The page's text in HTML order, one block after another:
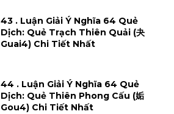
43 . Luận Giải Ý Nghĩa 64 Quẻ
Dịch: Quẻ Trạch Thiên Quải (夬
Guai4) Chi Tiết Nhất
44 . Luận Giải Ý Nghĩa 64 Quẻ
Dịch: Quẻ Thiên Phong Cấu (姤
Gou4) Chi Tiết Nhất